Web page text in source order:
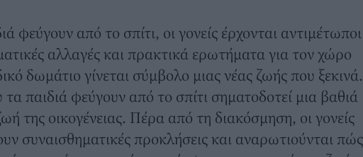
φεύγουν από το σπίτι, οι γονείς έρχονται αντιμέτωποι
αλλαγές και πρακτικά ερωτήματα για τον χώρο
δωμάτιο γίνεται σύμβολο μιας νέας ζωής που ξεκινά.
παιδιά φεύγουν από το σπίτι σηματοδοτεί μια βαθιά
της οικογένειας. Πέρα από τη διακόσμηση, οι γονείς
συναισθηματικές προκλήσεις και αναρωτιούνται πώς